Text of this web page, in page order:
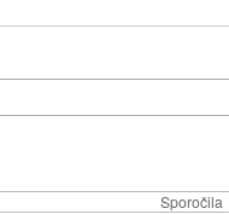
Sporočila